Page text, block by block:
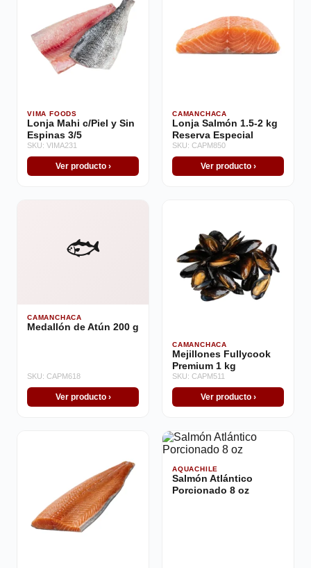
VIMA FOODS
Lonja Mahi c/Piel y Sin
Espinas 3/5
SKU: VIMA231
Ver producto ›
CAMANCHACA
Lonja Salmón 1.5-2 kg
Reserva Especial
SKU: CAPM850
Ver producto ›
🐟
CAMANCHACA
Medallón de Atún 200 g
SKU: CAPM618
Ver producto ›
CAMANCHACA
Mejillones Fullycook
Premium 1 kg
SKU: CAPM511
Ver producto ›
AQUACHILE
Salmón Atlántico
Porcionado 8 oz